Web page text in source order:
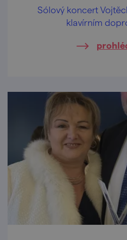
Sólový koncert
klavírním